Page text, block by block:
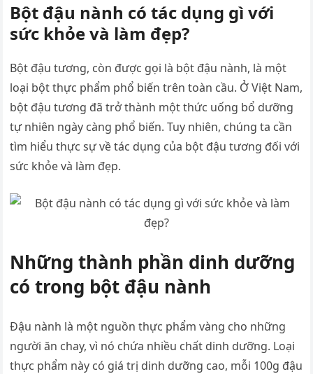
Bột đậu nành có tác dụng gì với
sức khỏe và làm đẹp?
Bột đậu tương, còn được gọi là bột đậu nành, là một
loại bột thực phẩm phổ biến trên toàn cầu. Ở Việt Nam,
bột đậu tương đã trở thành một thức uống bổ dưỡng
tự nhiên ngày càng phổ biến. Tuy nhiên, chúng ta cần
tìm hiểu thực sự về tác dụng của bột đậu tương đối với
sức khỏe và làm đẹp.
Những thành phần dinh dưỡng
có trong bột đậu nành
Đậu nành là một nguồn thực phẩm vàng cho những
người ăn chay, vì nó chứa nhiều chất dinh dưỡng. Loại
thực phẩm này có giá trị dinh dưỡng cao, mỗi 100g đậu